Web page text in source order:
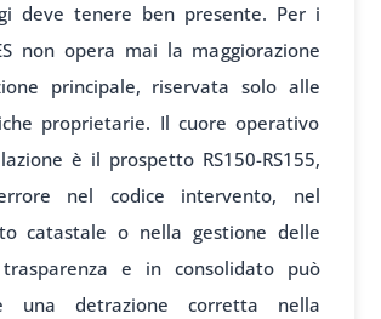
deve tenere ben presente. Per i
non opera mai la maggiorazione
principale, riservata solo alle
proprietarie. Il cuore operativo
è il prospetto RS150-RS155,
nel codice intervento, nel
catastale o nella gestione delle
e in consolidato può
una detrazione corretta nella